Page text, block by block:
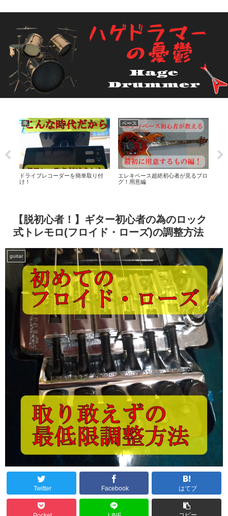
車
ドライブレコーダーを簡単取り付
け！
ベース
エレキベース超絶初心者が見るブロ
グ！用意編
【脱初心者！】ギター初心者の為のロック
式トレモロ(フロイド・ローズ)の調整方法
guitar
Twitter Facebook はてブ